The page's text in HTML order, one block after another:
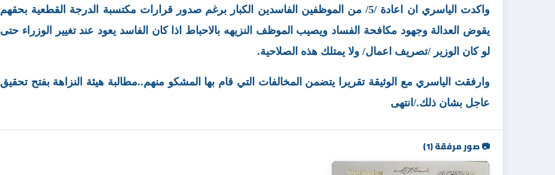
واكدت الياسري ان اعادة /5/ من الموظفين الفاسدين الكبار برغم صدور قرارات مكتسبة الدرجة القطعية بحقهم
يقوض العدالة وجهود مكافحة الفساد ويصيب الموظف النزيهه بالاحباط اذا كان الفاسد يعود عند تغيير الوزراء حتى
لو كان الوزير /تصريف اعمال/ ولا يمتلك هذه الصلاحية.
وارفقت الياسري مع الوثيقة تقريرا يتضمن المخالفات التي قام بها المشكو منهم..مطالبة هيئة النزاهة بفتح تحقيق
عاجل بشان ذلك./انتهى
📷 صور مرفقة (1)